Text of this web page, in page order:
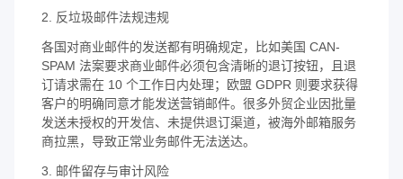
2. 反垃圾邮件法规违规
各国对商业邮件的发送都有明确规定，比如美国 CAN-
SPAM 法案要求商业邮件必须包含清晰的退订按钮，且退
订请求需在 10 个工作日内处理；欧盟 GDPR 则要求获得
客户的明确同意才能发送营销邮件。很多外贸企业因批量
发送未授权的开发信、未提供退订渠道，被海外邮箱服务
商拉黑，导致正常业务邮件无法送达。
3. 邮件留存与审计风险